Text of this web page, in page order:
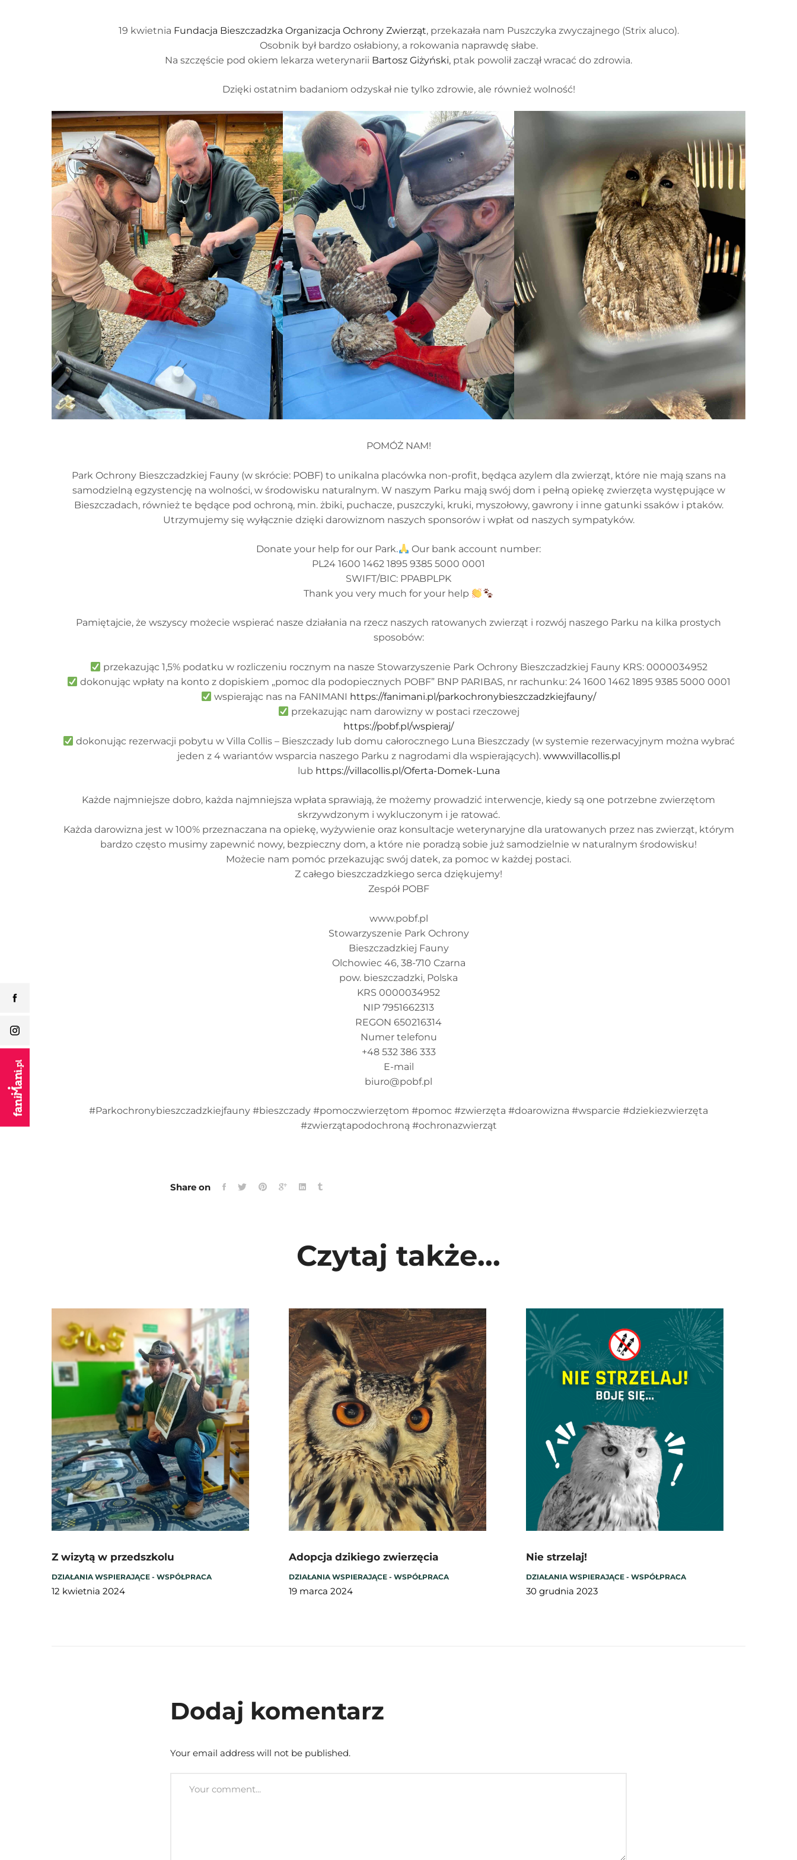
19 kwietnia Fundacja Bieszczadzka Organizacja Ochrony Zwierząt, przekazała nam Puszczyka zwyczajnego (Strix aluco).
Osobnik był bardzo osłabiony, a rokowania naprawdę słabe.
Na szczęście pod okiem lekarza weterynarii Bartosz Giżyński, ptak powolił zaczął wracać do zdrowia.
Dzięki ostatnim badaniom odzyskał nie tylko zdrowie, ale również wolność!
POMÓŻ NAM!
Park Ochrony Bieszczadzkiej Fauny (w skrócie: POBF) to unikalna placówka non-profit, będąca azylem dla zwierząt, które nie mają szans na
samodzielną egzystencję na wolności, w środowisku naturalnym. W naszym Parku mają swój dom i pełną opiekę zwierzęta występujące w
Bieszczadach, również te będące pod ochroną, min. żbiki, puchacze, puszczyki, kruki, myszołowy, gawrony i inne gatunki ssaków i ptaków.
Utrzymujemy się wyłącznie dzięki darowiznom naszych sponsorów i wpłat od naszych sympatyków.
Donate your help for our Park.
Our bank account number:
PL24 1600 1462 1895 9385 5000 0001
SWIFT/BIC: PPABPLPK
Thank you very much for your help
Pamiętajcie, że wszyscy możecie wspierać nasze działania na rzecz naszych ratowanych zwierząt i rozwój naszego Parku na kilka prostych
sposobów:
przekazując 1,5% podatku w rozliczeniu rocznym na nasze Stowarzyszenie Park Ochrony Bieszczadzkiej Fauny KRS: 0000034952
dokonując wpłaty na konto z dopiskiem „pomoc dla podopiecznych POBF” BNP PARIBAS, nr rachunku: 24 1600 1462 1895 9385 5000 0001
wspierając nas na FANIMANI https://fanimani.pl/parkochronybieszczadzkiejfauny/
przekazując nam darowizny w postaci rzeczowej
https://pobf.pl/wspieraj/
dokonując rezerwacji pobytu w Villa Collis – Bieszczady lub domu całorocznego Luna Bieszczady (w systemie rezerwacyjnym można wybrać
jeden z 4 wariantów wsparcia naszego Parku z nagrodami dla wspierających). www.villacollis.pl
lub https://villacollis.pl/Oferta-Domek-Luna
Każde najmniejsze dobro, każda najmniejsza wpłata sprawiają, że możemy prowadzić interwencje, kiedy są one potrzebne zwierzętom
skrzywdzonym i wykluczonym i je ratować.
Każda darowizna jest w 100% przeznaczana na opiekę, wyżywienie oraz konsultacje weterynaryjne dla uratowanych przez nas zwierząt, którym
bardzo często musimy zapewnić nowy, bezpieczny dom, a które nie poradzą sobie już samodzielnie w naturalnym środowisku!
Możecie nam pomóc przekazując swój datek, za pomoc w każdej postaci.
Z całego bieszczadzkiego serca dziękujemy!
Zespół POBF
www.pobf.pl
Stowarzyszenie Park Ochrony
Bieszczadzkiej Fauny
Olchowiec 46, 38-710 Czarna
pow. bieszczadzki, Polska
KRS 0000034952
NIP 7951662313
REGON 650216314
Numer telefonu
+48 532 386 333
E-mail
biuro@pobf.pl
#Parkochronybieszczadzkiejfauny #bieszczady #pomoczwierzętom #pomoc #zwierzęta #doarowizna #wsparcie #dziekiezwierzęta
#zwierzątapodochroną #ochronazwierząt
Share on
Czytaj także...
Z wizytą w przedszkolu
DZIAŁANIA WSPIERAJĄCE - WSPÓŁPRACA
12 kwietnia 2024
Adopcja dzikiego zwierzęcia
DZIAŁANIA WSPIERAJĄCE - WSPÓŁPRACA
19 marca 2024
Nie strzelaj!
DZIAŁANIA WSPIERAJĄCE - WSPÓŁPRACA
30 grudnia 2023
Dodaj komentarz
Your email address will not be published.